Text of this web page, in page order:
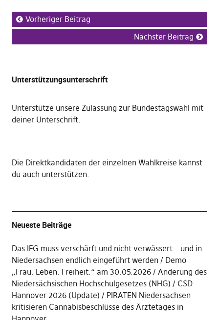
Vorheriger Beitrag
Nächster Beitrag
Unterstützungsunterschrift
Unterstütze unsere Zulassung zur Bundestagswahl mit
deiner Unterschrift.
Die Direktkandidaten der einzelnen Wahlkreise kannst
du auch unterstützen.
Neueste Beiträge
Das IFG muss verschärft und nicht verwässert – und in
Niedersachsen endlich eingeführt werden
Demo
„Frau. Leben. Freiheit.“ am 30.05.2026
Änderung des
Niedersächsischen Hochschulgesetzes (NHG)
CSD
Hannover 2026 (Update)
PIRATEN Niedersachsen
kritisieren Cannabisbeschlüsse des Ärztetages in